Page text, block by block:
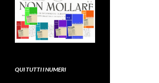
QUI TUTTI I NUMERI